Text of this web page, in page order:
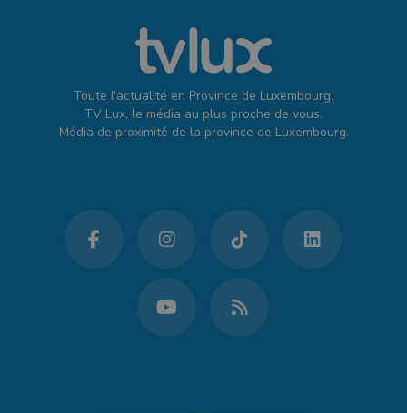
Toute l'actualité en Province de Luxembourg.
TV Lux, le média au plus proche de vous.
Média de proximité de la province de Luxembourg.